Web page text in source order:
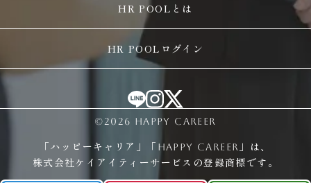
HR POOLとは
HR POOLログイン
©2026 HAPPY CAREER
「ハッピーキャリア」「HAPPY CAREER」は、
株式会社ケイアイティーサービスの登録商標です。